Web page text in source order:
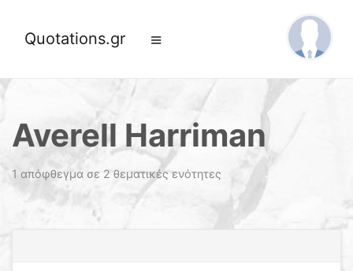
Quotations.gr
Averell Harriman
1 απόφθεγμα σε 2 θεματικές ενότητες